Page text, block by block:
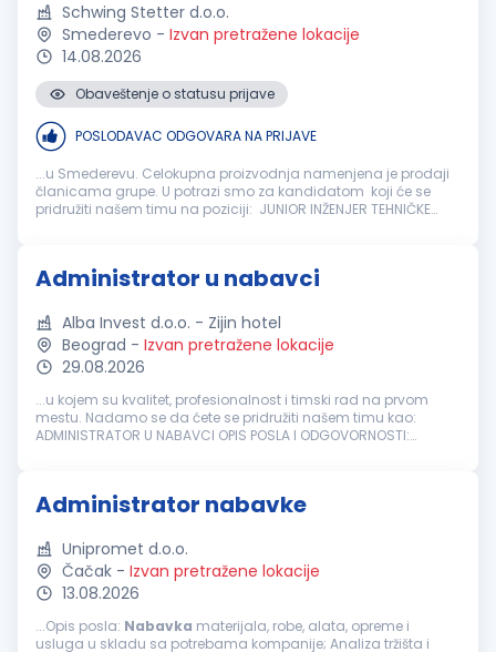
Schwing Stetter d.o.o.
Smederevo - Izvan pretražene lokacije
14.08.2026
Obaveštenje o statusu prijave
POSLODAVAC ODGOVARA NA PRIJAVE
...u Smederevu. Celokupna proizvodnja namenjena je prodaji
članicama grupe. U potrazi smo za kandidatom koji će se
pridružiti našem timu na poziciji: JUNIOR INŽENJER TEHNIČKE
Administrator u nabavci
Alba Invest d.o.o. - Zijin hotel
Beograd - Izvan pretražene lokacije
29.08.2026
...u kojem su kvalitet, profesionalnost i timski rad na prvom
mestu. Nadamo se da ćete se pridružiti našem timu kao:
ADMINISTRATOR U NABAVCI OPIS POSLA I ODGOVORNOSTI:
Administrator nabavke
Unipromet d.o.o.
Čačak - Izvan pretražene lokacije
13.08.2026
...Opis posla: Nabavka materijala, robe, alata, opreme i
usluga u skladu sa potrebama kompanije; Analiza tržišta i